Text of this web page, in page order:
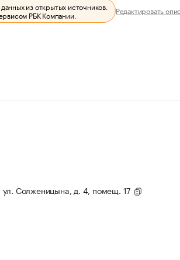
из открытых источников.
РБК Компании. Редактировать
ул. Солженицына, д. 4, помещ. 17